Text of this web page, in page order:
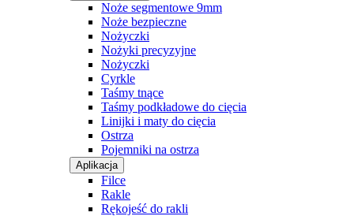
Noże segmentowe 9mm
Noże bezpieczne
Nożyczki
Nożyki precyzyjne
Nożyczki
Cyrkle
Taśmy tnące
Taśmy podkładowe do cięcia
Linijki i maty do cięcia
Ostrza
Pojemniki na ostrza
Aplikacja
Filce
Rakle
Rękojeść do rakli